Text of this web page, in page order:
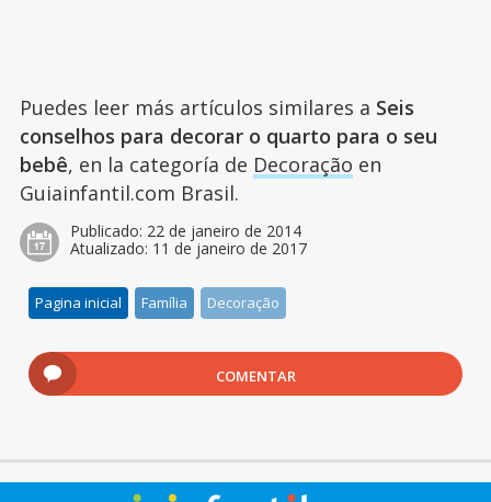
Puedes leer más artículos similares a Seis
conselhos para decorar o quarto para o seu
bebê, en la categoría de Decoração en
Guiainfantil.com Brasil.
Publicado: 22 de janeiro de 2014
Atualizado: 11 de janeiro de 2017
Pagina inicial Família Decoração
COMENTAR